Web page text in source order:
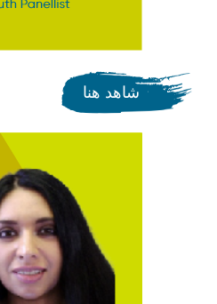
شاهد هنا